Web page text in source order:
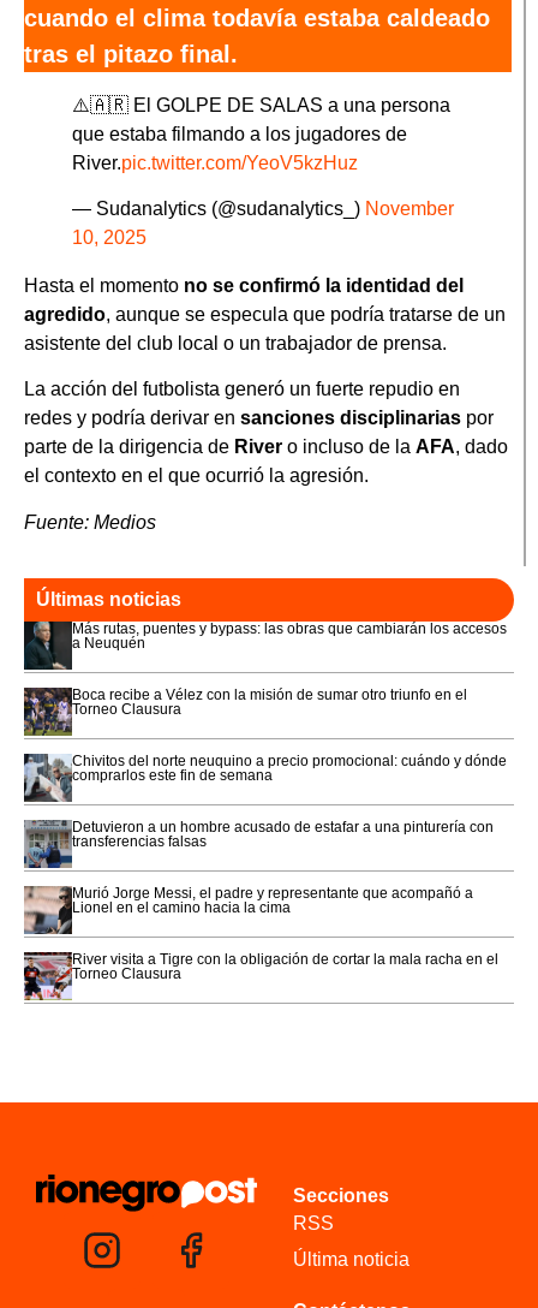
cuando el clima todavía estaba caldeado
tras el pitazo final.
⚠️🇦🇷 El GOLPE DE SALAS a una persona
que estaba filmando a los jugadores de
River.pic.twitter.com/YeoV5kzHuz
— Sudanalytics (@sudanalytics_) November
10, 2025
Hasta el momento no se confirmó la identidad del
agredido, aunque se especula que podría tratarse de un
asistente del club local o un trabajador de prensa.
La acción del futbolista generó un fuerte repudio en
redes y podría derivar en sanciones disciplinarias por
parte de la dirigencia de River o incluso de la AFA, dado
el contexto en el que ocurrió la agresión.
Fuente: Medios
Últimas noticias
Más rutas, puentes y bypass: las obras que cambiarán los accesos
a Neuquén
Boca recibe a Vélez con la misión de sumar otro triunfo en el
Torneo Clausura
Chivitos del norte neuquino a precio promocional: cuándo y dónde
comprarlos este fin de semana
Detuvieron a un hombre acusado de estafar a una pinturería con
transferencias falsas
Murió Jorge Messi, el padre y representante que acompañó a
Lionel en el camino hacia la cima
River visita a Tigre con la obligación de cortar la mala racha en el
Torneo Clausura
Secciones
RSS
Última noticia